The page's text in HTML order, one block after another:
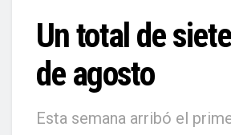
Un total de
de agosto
Esta semana arribó el